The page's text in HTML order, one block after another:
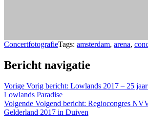
ConcertfotografieTags: amsterdam, arena,
Bericht navigatie
Vorige Vorig bericht: Lowlands 2017 – 25
Lowlands Paradise
Volgende Volgend bericht: Regiocongres
Gelderland 2017 in Duiven